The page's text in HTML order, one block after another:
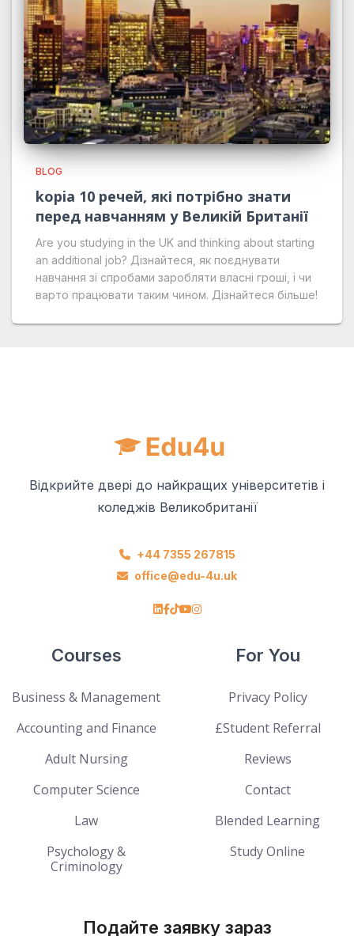
BLOG
kopia 10 речей, які потрібно знати
перед навчанням у Великій Британії
Are you studying in the UK and thinking about starting
an additional job? Дізнайтеся, як поєднувати
навчання зі спробами заробляти власні гроші, і чи
варто працювати таким чином. Дізнайтеся більше!
Відкрийте двері до найкращих університетів і
коледжів Великобританії
+44 7355 267815
office@edu-4u.uk
Courses
Business & Management
Accounting and Finance
Adult Nursing
Computer Science
Law
Psychology &
Criminology
For You
Privacy Policy
£Student Referral
Reviews
Contact
Blended Learning
Study Online
Подайте заявку зараз